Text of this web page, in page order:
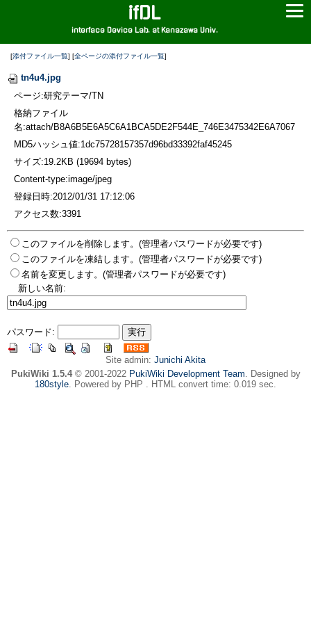
ifDL
interface Device Lab. at Kanazawa Univ.
[添付ファイル一覧] [全ページの添付ファイル一覧]
tn4u4.jpg
ページ:研究テーマ/TN
格納ファイル
名:attach/B8A6B5E6A5C6A1BCA5DE2F544E_746E3475342E6A7067
MD5ハッシュ値:1dc75728157357d96bd33392faf45245
サイズ:19.2KB (19694 bytes)
Content-type:image/jpeg
登録日時:2012/01/31 17:12:06
アクセス数:3391
このファイルを削除します。(管理者パスワードが必要です)
このファイルを凍結します。(管理者パスワードが必要です)
名前を変更します。(管理者パスワードが必要です)
新しい名前:
パスワード:
Site admin: Junichi Akita
PukiWiki 1.5.4© 2001-2022 PukiWiki Development Team. Designed by
180style. Powered by PHP . HTML convert time: 0.019 sec.